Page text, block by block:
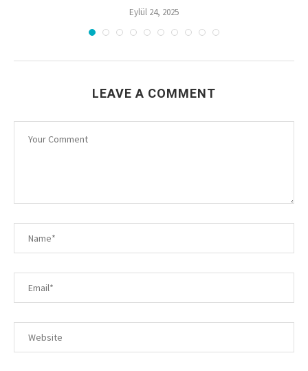
Eylül 24, 2025
LEAVE A COMMENT